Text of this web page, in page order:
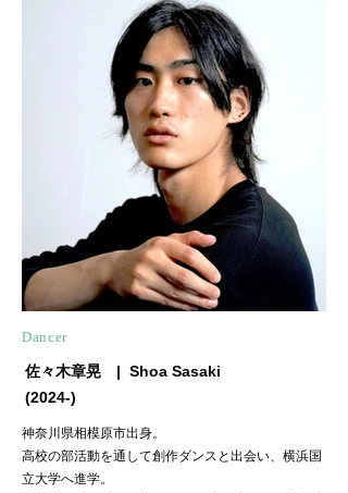
​Dancer
佐々木章晃⠀ | Shoa Sasaki
(2024-)
神奈川県相模原市出身。
高校の部活動を通して創作ダンスと出会い、横浜国
立大学へ進学。